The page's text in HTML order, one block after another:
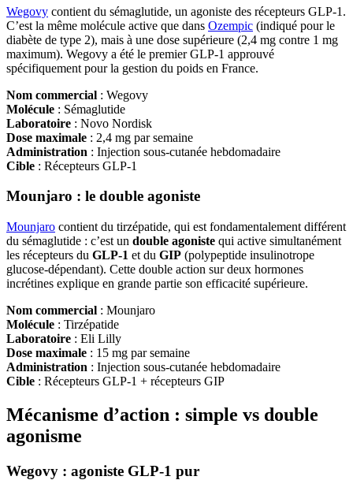
Wegovy contient du sémaglutide, un agoniste des récepteurs GLP-1.
C’est la même molécule active que dans Ozempic (indiqué pour le
diabète de type 2), mais à une dose supérieure (2,4 mg contre 1 mg
maximum). Wegovy a été le premier GLP-1 approuvé
spécifiquement pour la gestion du poids en France.
Nom commercial : Wegovy
Molécule : Sémaglutide
Laboratoire : Novo Nordisk
Dose maximale : 2,4 mg par semaine
Administration : Injection sous-cutanée hebdomadaire
Cible : Récepteurs GLP-1
Mounjaro : le double agoniste
Mounjaro contient du tirzépatide, qui est fondamentalement différent
du sémaglutide : c’est un double agoniste qui active simultanément
les récepteurs du GLP-1 et du GIP (polypeptide insulinotrope
glucose-dépendant). Cette double action sur deux hormones
incrétines explique en grande partie son efficacité supérieure.
Nom commercial : Mounjaro
Molécule : Tirzépatide
Laboratoire : Eli Lilly
Dose maximale : 15 mg par semaine
Administration : Injection sous-cutanée hebdomadaire
Cible : Récepteurs GLP-1 + récepteurs GIP
Mécanisme d’action : simple vs double
agonisme
Wegovy : agoniste GLP-1 pur